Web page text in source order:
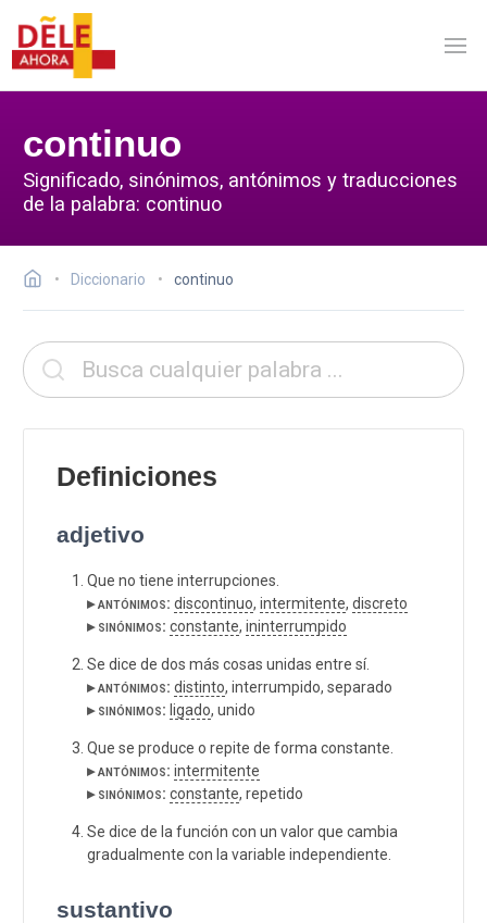
continuo
Significado, sinónimos, antónimos y traducciones
de la palabra: continuo
Diccionario continuo
Definiciones
adjetivo
Que no tiene interrupciones.
▸ antónimos: discontinuo, intermitente, discreto
▸ sinónimos: constante, ininterrumpido
Se dice de dos más cosas unidas entre sí.
▸ antónimos: distinto, interrumpido, separado
▸ sinónimos: ligado, unido
Que se produce o repite de forma constante.
▸ antónimos: intermitente
▸ sinónimos: constante, repetido
Se dice de la función con un valor que cambia
gradualmente con la variable independiente.
sustantivo